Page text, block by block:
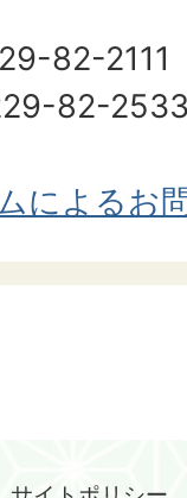
82-2111
82-
によるお